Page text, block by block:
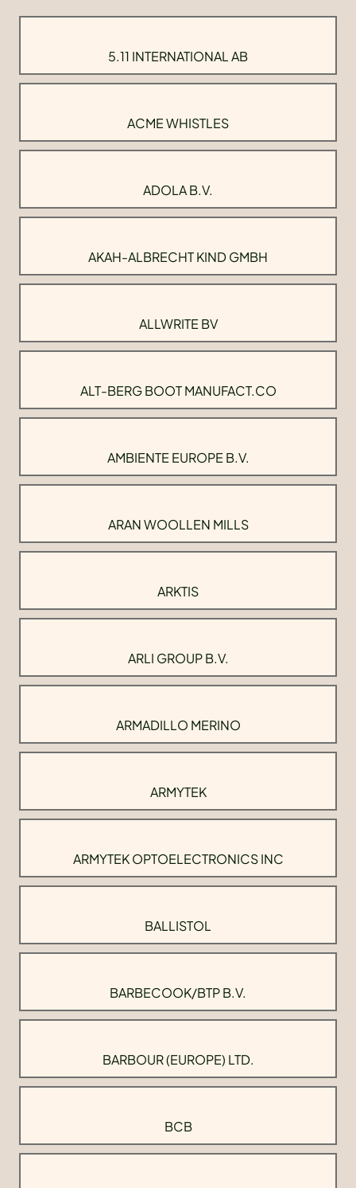
5.11 INTERNATIONAL AB
ACME WHISTLES
ADOLA B.V.
AKAH-ALBRECHT KIND GMBH
ALLWRITE BV
ALT-BERG BOOT MANUFACT.CO
AMBIENTE EUROPE B.V.
ARAN WOOLLEN MILLS
ARKTIS
ARLI GROUP B.V.
ARMADILLO MERINO
ARMYTEK
ARMYTEK OPTOELECTRONICS INC
BALLISTOL
BARBECOOK/BTP B.V.
BARBOUR (EUROPE) LTD.
BCB